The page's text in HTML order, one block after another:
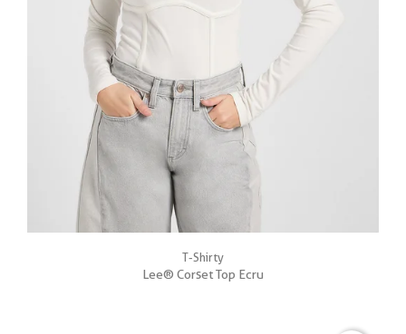
T-Shirty
Lee® Corset Top Ecru